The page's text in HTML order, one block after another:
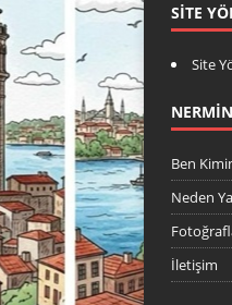
SITE
Site
Ben
Neden
İletişim